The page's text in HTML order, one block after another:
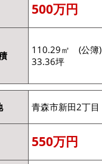
500万円
110.29㎡ (公簿)
33.36坪
青森市新田2丁目
550万円